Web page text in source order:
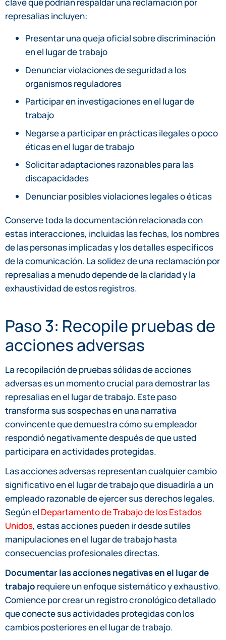
clave que podrían respaldar una reclamación por
represalias incluyen:
Presentar una queja oficial sobre discriminación
en el lugar de trabajo
Denunciar violaciones de seguridad a los
organismos reguladores
Participar en investigaciones en el lugar de
trabajo
Negarse a participar en prácticas ilegales o poco
éticas en el lugar de trabajo
Solicitar adaptaciones razonables para las
discapacidades
Denunciar posibles violaciones legales o éticas
Conserve toda la documentación relacionada con
estas interacciones, incluidas las fechas, los nombres
de las personas implicadas y los detalles específicos
de la comunicación. La solidez de una reclamación por
represalias a menudo depende de la claridad y la
exhaustividad de estos registros.
Paso 3: Recopile pruebas de
acciones adversas
La recopilación de pruebas sólidas de acciones
adversas es un momento crucial para demostrar las
represalias en el lugar de trabajo. Este paso
transforma sus sospechas en una narrativa
convincente que demuestra cómo su empleador
respondió negativamente después de que usted
participara en actividades protegidas.
Las acciones adversas representan cualquier cambio
significativo en el lugar de trabajo que disuadiría a un
empleado razonable de ejercer sus derechos legales.
Según el Departamento de Trabajo de los Estados
Unidos, estas acciones pueden ir desde sutiles
manipulaciones en el lugar de trabajo hasta
consecuencias profesionales directas.
Documentar las acciones negativas en el lugar de
trabajo requiere un enfoque sistemático y exhaustivo.
Comience por crear un registro cronológico detallado
que conecte sus actividades protegidas con los
cambios posteriores en el lugar de trabajo.